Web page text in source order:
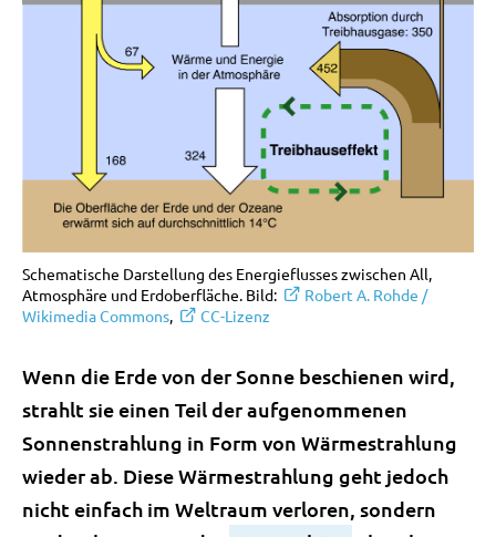
Schematische Darstellung des Energieflusses zwischen All,
Atmosphäre und Erdoberfläche. Bild:
Robert A. Rohde /
Wikimedia Commons, CC-Lizenz
Wenn die Erde von der Sonne beschienen wird,
strahlt sie einen Teil der aufgenommenen
Sonnenstrahlung in Form von Wärmestrahlung
wieder ab. Diese Wärmestrahlung geht jedoch
nicht einfach im Weltraum verloren, sondern